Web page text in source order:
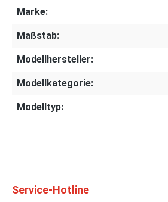
Marke:
Maßstab:
Modellhersteller:
Modellkategorie:
Modelltyp:
Service-Hotline